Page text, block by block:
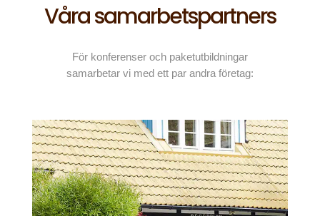
Våra samarbetspartners
För konferenser och paketutbildningar
samarbetar vi med ett par andra företag: